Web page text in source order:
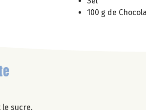
100 g de
sucre.